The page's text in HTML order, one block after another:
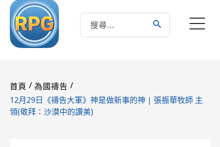
首頁 / 為國禱告 /
12月29日《禱告大軍》神是做新事的神 | 張振華牧師 主
領(敬拜：沙漠中的讚美)